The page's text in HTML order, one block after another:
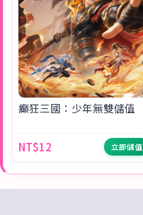
癲狂三國：少年無雙儲值
NT$12 立即儲值